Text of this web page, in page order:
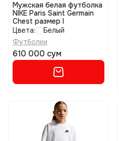
Мужская белая футболка
NIKE Paris Saint Germain
Chest размер l
Цвета:
Белый
Футболки
610 000 сум